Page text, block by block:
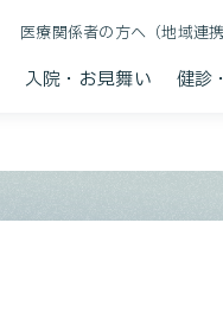
医療関係者の方へ（地域連携
入院・お見舞い 健診